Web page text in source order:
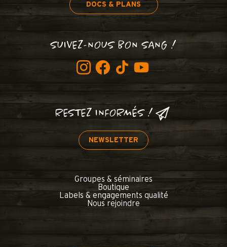
DOCS & PLANS
SUIVEZ-NOUS BON SANG !
RESTEZ INFORMÉS !
NEWSLETTER
Groupes & séminaires
Boutique
Labels & engagements qualité
Nous rejoindre